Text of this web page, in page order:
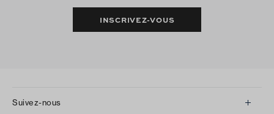
INSCRIVEZ-VOUS
Suivez-nous